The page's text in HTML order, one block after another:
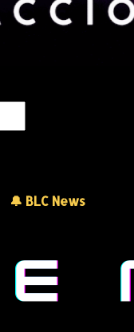
🔔 BLC News